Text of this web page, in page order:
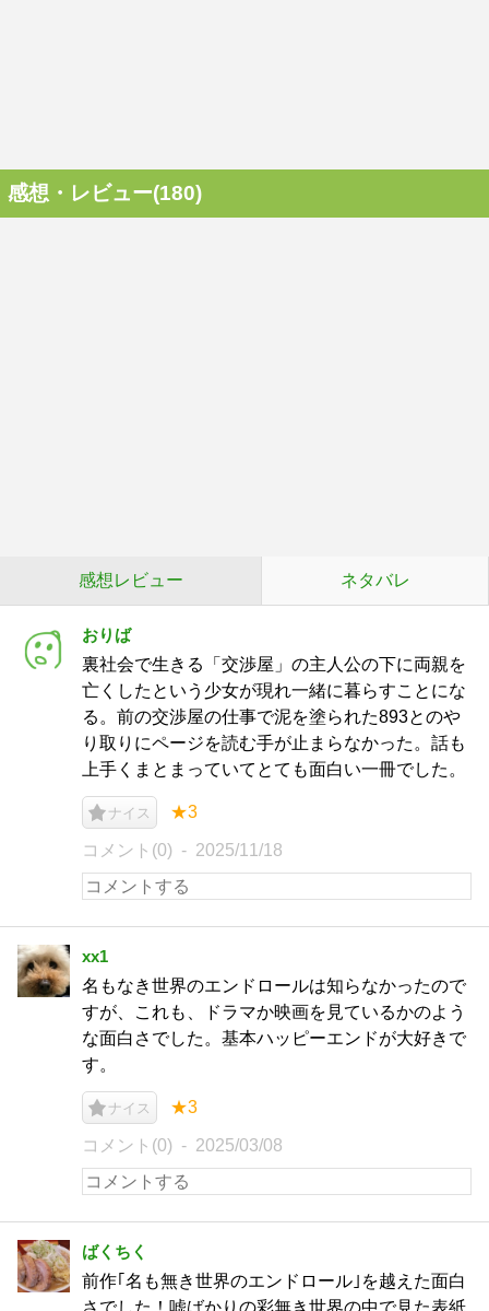
感想・レビュー(180)
感想レビュー ネタバレ
おりば
裏社会で生きる「交渉屋」の主人公の下に両親を
亡くしたという少女が現れ一緒に暮らすことにな
る。前の交渉屋の仕事で泥を塗られた893とのや
り取りにページを読む手が止まらなかった。話も
上手くまとまっていてとても面白い一冊でした。
ナイス ★3
コメント(0) 2025/11/18
xx1
名もなき世界のエンドロールは知らなかったので
すが、これも、ドラマか映画を見ているかのよう
な面白さでした。基本ハッピーエンドが大好きで
す。
ナイス ★3
コメント(0) 2025/03/08
ばくちく
前作｢名も無き世界のエンドロール｣を越えた面白
さでした！嘘ばかりの彩無き世界の中で見た表紙